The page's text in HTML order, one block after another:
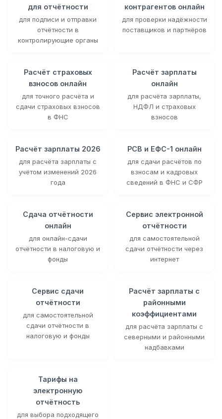
для отчётности
для подписи и отправки
отчётности в
контролирующие органы
контрагентов онлайн
для проверки надёжности
поставщиков и партнёров
Расчёт страховых
взносов онлайн
для точного расчёта и
сдачи страховых взносов
в ФНС
Расчёт зарплаты
онлайн
для расчёта зарплаты,
НДФЛ и страховых
взносов
Расчёт зарплаты 2026
для расчёта зарплаты с
учётом изменений 2026
года
РСВ и ЕФС-1 онлайн
для сдачи расчётов по
взносам и кадровых
сведений в ФНС и СФР
Сдача отчётности
онлайн
для онлайн-сдачи
отчётности в налоговую и
фонды
Сервис электронной
отчётности
для самостоятельной
сдачи отчётности через
интернет
Сервис сдачи
отчётности
для самостоятельной
сдачи отчётности в
налоговую и фонды
Расчёт зарплаты с
районными
коэффициентами
для расчёта зарплаты с
северными и районными
надбавками
Тарифы на
электронную
отчётность
для выбора подходящего